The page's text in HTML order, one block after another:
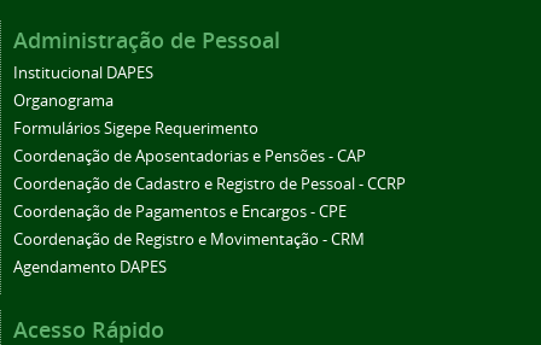
Administração de Pessoal
Institucional DAPES
Organograma
Formulários Sigepe Requerimento
Coordenação de Aposentadorias e Pensões - CAP
Coordenação de Cadastro e Registro de Pessoal - CCRP
Coordenação de Pagamentos e Encargos - CPE
Coordenação de Registro e Movimentação - CRM
Agendamento DAPES
Acesso Rápido